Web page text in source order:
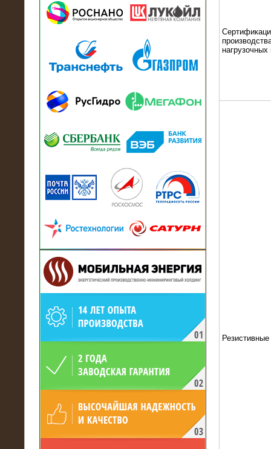
модуль в контейнере 2700 кВА на
Балтийский завод
Активно-реактивные нагрузочные
модули 15 МВт (21,5 МВА) На Кубок
конфедераций
произведён высоковольтный
нагрузочный комплекс 24 МВт с
напряжением 6/10 кВ